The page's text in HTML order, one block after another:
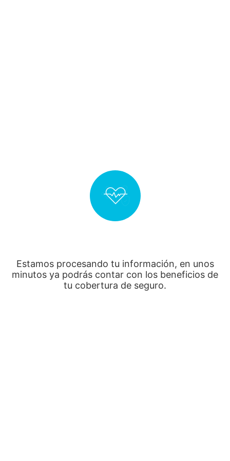
Estamos procesando tu información, en unos
minutos ya podrás contar con los beneficios de
tu cobertura de seguro.